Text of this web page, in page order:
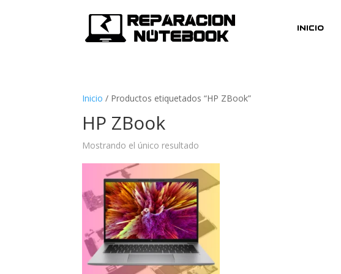
INICIO
Inicio / Productos etiquetados “HP ZBook”
HP ZBook
Mostrando el único resultado